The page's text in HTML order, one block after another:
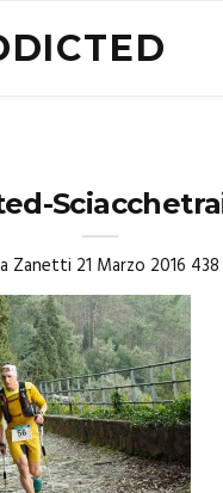
Zanetti 21 Marzo 2016